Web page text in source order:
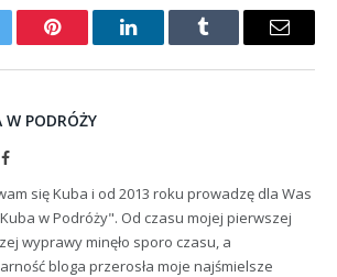
Pinterest LinkedInTumblr Email
W PODRÓŻY
Facebook
się Kuba i od 2013 roku prowadzę dla Was
w Podróży". Od czasu mojej pierwszej
wyprawy minęło sporo czasu, a
bloga przerosła moje najśmielsze